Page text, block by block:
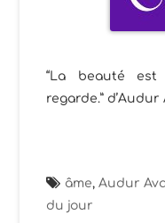
“La beauté
regarde.”
âme,Audur
du jour